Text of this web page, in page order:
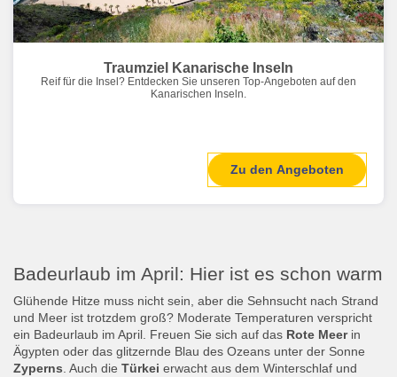
Traumziel Kanarische Inseln
Reif für die Insel? Entdecken Sie unseren Top-Angeboten auf den
Kanarischen Inseln.
Zu den Angeboten
Badeurlaub im April: Hier ist es schon warm
Glühende Hitze muss nicht sein, aber die Sehnsucht nach Strand
und Meer ist trotzdem groß? Moderate Temperaturen verspricht
ein Badeurlaub im April. Freuen Sie sich auf das Rote Meerin
Ägypten oder das glitzernde Blau des Ozeans unter der Sonne
Zyperns. Auch die Türkei erwacht aus dem Winterschlaf und